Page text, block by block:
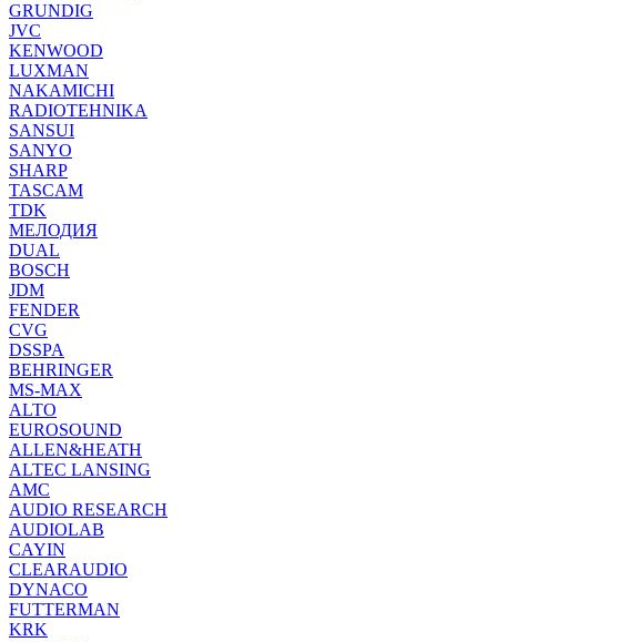
GRUNDIG
JVC
KENWOOD
LUXMAN
NAKAMICHI
RADIOTEHNIKA
SANSUI
SANYO
SHARP
TASCAM
TDK
МЕЛОДИЯ
DUAL
BOSCH
JDM
FENDER
CVG
DSSPA
BEHRINGER
MS-MAX
ALTO
EUROSOUND
ALLEN&HEATH
ALTEC LANSING
AMC
AUDIO RESEARCH
AUDIOLAB
CAYIN
CLEARAUDIO
DYNACO
FUTTERMAN
KRK